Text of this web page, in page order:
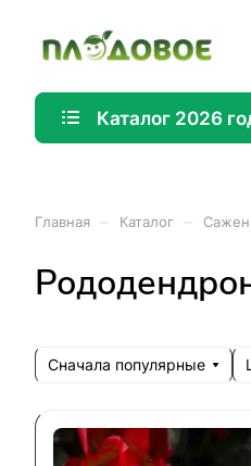
Каталог 2026
Главная Каталог
Сначала популярные